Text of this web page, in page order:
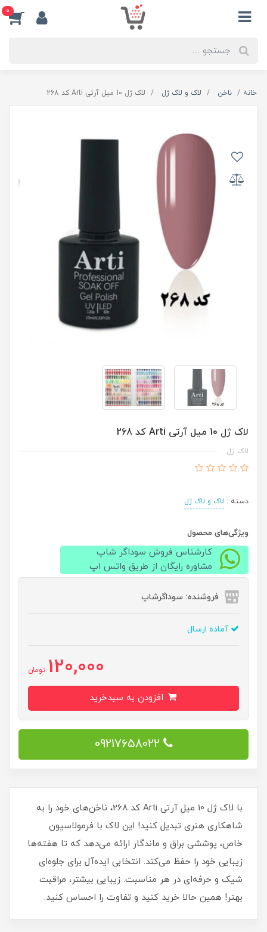
0
خانه ناخن لاک و لاک ژل لاک ژل 10 میل آرتی Arti کد 268
لاک ژل 10 میل آرتی Arti کد 268
لاک ژل
دسته : لاک و لاک ژل
ویژگی‌های محصول
کارشناس فروش سوداگر شاپ
مشاوره رایگان از طریق واتس اپ
فروشنده: سوداگرشاپ
آماده ارسال
120,000 تومان
09217658022
با لاک ژل 10 میل آرتی Arti کد 268، ناخن‌های خود را به
شاهکاری هنری تبدیل کنید! این لاک با فرمولاسیون
خاص، پوششی براق و ماندگار ارائه می‌دهد که تا هفته‌ها
زیبایی خود را حفظ می‌کند. انتخابی ایده‌آل برای جلوه‌ای
شیک و حرفه‌ای در هر مناسبت. زیبایی بیشتر، مراقبت
بهتر! همین حالا خرید کنید و تفاوت را احساس کنید.